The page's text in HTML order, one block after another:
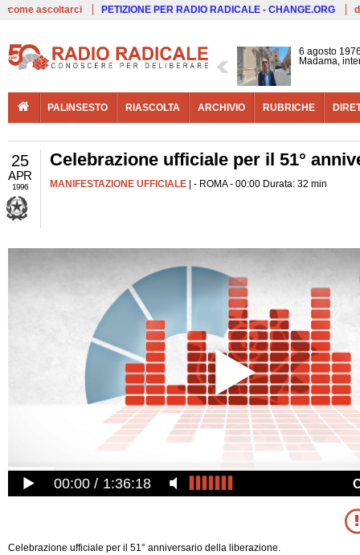
come ascoltarci PETIZIONE PER RADIO RADICALE - CHANGE.ORG
6 agosto
Madama,
PALINSESTO RIASCOLTA ARCHIVIO RUBRICHE
25
APR
1996
Celebrazione ufficiale per il 51°
MANIFESTAZIONE UFFICIALE | - ROMA - 00:00 Durata: 32 min
00:00 1:36:18
Celebrazione ufficiale per il 51° anniversario della liberazione.